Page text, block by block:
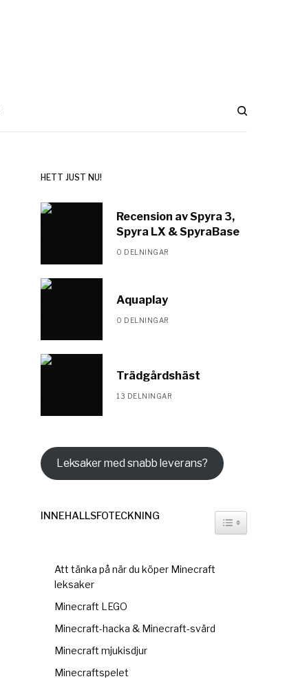
HETT JUST NU!
Recension av Spyra 3,
Spyra LX & SpyraBase
0 DELNINGAR
Aquaplay
0 DELNINGAR
Trädgårdshäst
13 DELNINGAR
Leksaker med snabb leverans?
INNEHÅLLSFÖTECKNING TOGGLE TABLE OF
Att tänka på när du köper Minecraft
leksaker
Minecraft LEGO
Minecraft-hacka & Minecraft-svärd
Minecraft mjukisdjur
Minecraftspelet